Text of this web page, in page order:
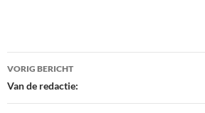
Bericht
navigatie
VORIG BERICHT
Van de redactie: